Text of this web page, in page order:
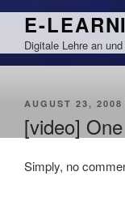
Zum
springen
E-
Digitale Lehre an
VERÖFFENTLICHT
AUGUST 23, 2008
[video]
Simply, no